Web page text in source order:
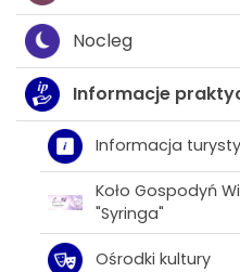
Nocleg
Informacje
Informacja
Koło Gospodyń
"Syringa"
Ośrodki kultury